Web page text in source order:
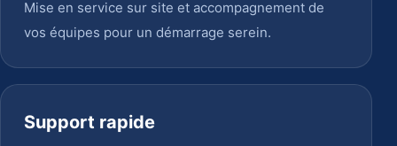
Mise en service sur site et accompagnement de
vos équipes pour un démarrage serein.
Support rapide